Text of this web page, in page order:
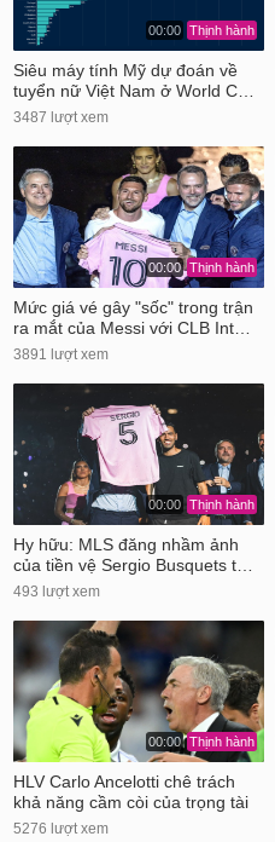
00:00 Thịnh hành
Siêu máy tính Mỹ dự đoán về
tuyển nữ Việt Nam ở World C…
3487 lượt xem
00:00 Thịnh hành
Mức giá vé gây "sốc" trong trận
ra mắt của Messi với CLB Int…
3891 lượt xem
00:00 Thịnh hành
Hy hữu: MLS đăng nhầm ảnh
của tiền vệ Sergio Busquets t…
493 lượt xem
00:00 Thịnh hành
HLV Carlo Ancelotti chê trách
khả năng cầm còi của trọng tài
5276 lượt xem